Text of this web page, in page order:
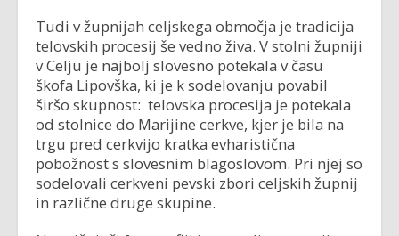
Tudi v župnijah celjskega območja je tradicija
telovskih procesij še vedno živa. V stolni župniji
v Celju je najbolj slovesno potekala v času
škofa Lipovška, ki je k sodelovanju povabil
širšo skupnost: telovska procesija je potekala
od stolnice do Marijine cerkve, kjer je bila na
trgu pred cerkvijo kratka evharistična
pobožnost s slovesnim blagoslovom. Pri njej so
sodelovali cerkveni pevski zbori celjskih župnij
in različne druge skupine.